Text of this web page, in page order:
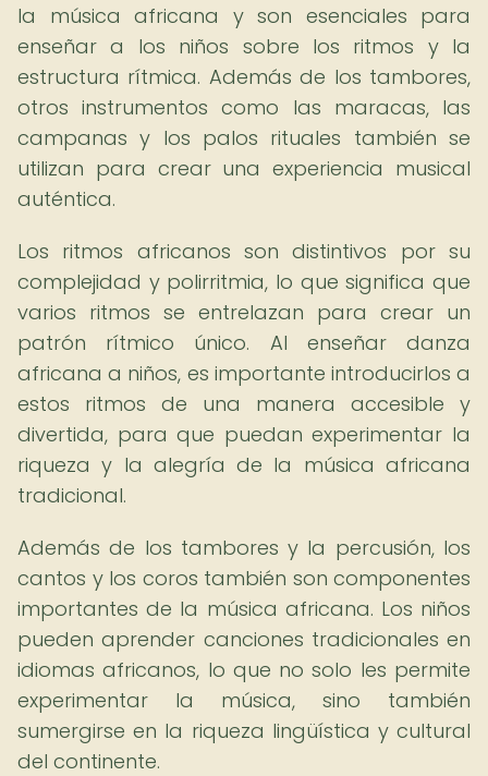
la música africana y son esenciales para
enseñar a los niños sobre los ritmos y la
estructura rítmica. Además de los tambores,
otros instrumentos como las maracas, las
campanas y los palos rituales también se
utilizan para crear una experiencia musical
auténtica.
Los ritmos africanos son distintivos por su
complejidad y polirritmia, lo que significa que
varios ritmos se entrelazan para crear un
patrón rítmico único. Al enseñar danza
africana a niños, es importante introducirlos a
estos ritmos de una manera accesible y
divertida, para que puedan experimentar la
riqueza y la alegría de la música africana
tradicional.
Además de los tambores y la percusión, los
cantos y los coros también son componentes
importantes de la música africana. Los niños
pueden aprender canciones tradicionales en
idiomas africanos, lo que no solo les permite
experimentar la música, sino también
sumergirse en la riqueza lingüística y cultural
del continente.